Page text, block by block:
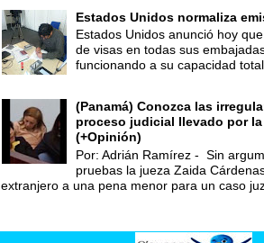
Estados Unidos normaliza
Estados Unidos anunció hoy
de visas en todas sus
funcionando a su capacidad
(Panamá) Conozca las
proceso judicial llevado por
(+Opinión)
Por: Adrián Ramírez - Sin
pruebas la jueza Zaida
extranjero a una pena menor para un caso